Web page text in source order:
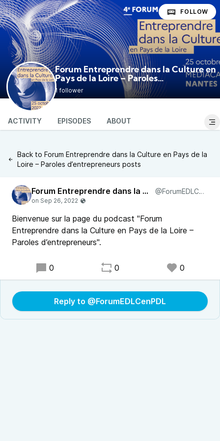
Forum Entreprendre dans la Culture en
Pays de la Loire – Paroles
d’entrepreneurs
@ForumEDLCenPDL
1 follower
FOLLOW
ACTIVITY EPISODES ABOUT
Back to Forum Entreprendre dans la Culture en Pays de la
Loire – Paroles d’entrepreneurs posts
Forum Entreprendre dans la Culture en Pays de la Loire – Paroles d’entrepreneurs @ForumEDLCenPDL@pod.urban-radio.com
Bienvenue sur la page du podcast "Forum
Entreprendre dans la Culture en Pays de la Loire –
Paroles d’entrepreneurs".
0 0 0
Reply to @ForumEDLCenPDL